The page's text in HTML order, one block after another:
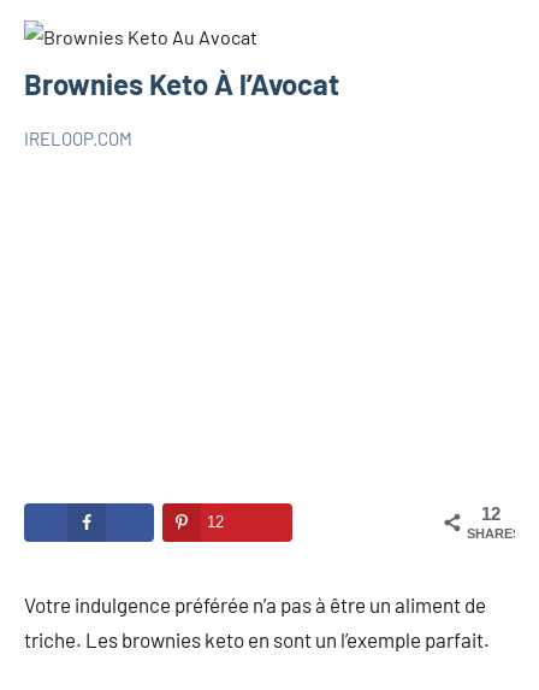
Brownies Keto À l’Avocat
IRELOOP.COM
12
SHARES
12
Votre indulgence préférée n’a pas à être un aliment de
triche. Les brownies keto en sont un l’exemple parfait.